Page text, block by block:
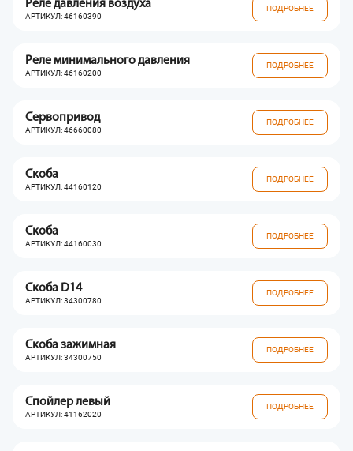
Реле давления воздуха
АРТИКУЛ: 46160390
ПОДРОБНЕЕ
Реле минимального давления
АРТИКУЛ: 46160200
ПОДРОБНЕЕ
Сервопривод
АРТИКУЛ: 46660080
ПОДРОБНЕЕ
Скоба
АРТИКУЛ: 44160120
ПОДРОБНЕЕ
Скоба
АРТИКУЛ: 44160030
ПОДРОБНЕЕ
Скоба D14
АРТИКУЛ: 34300780
ПОДРОБНЕЕ
Скоба зажимная
АРТИКУЛ: 34300750
ПОДРОБНЕЕ
Спойлер левый
АРТИКУЛ: 41162020
ПОДРОБНЕЕ